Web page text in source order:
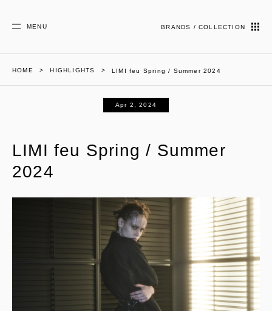
MENU BRANDS / COLLECTION
HOME HIGHLIGHTS LIMI feu Spring / Summer 2024
Apr 2, 2024
LIMI feu Spring / Summer
2024